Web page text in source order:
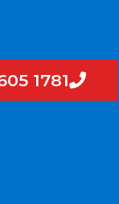
1781